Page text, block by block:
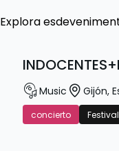
Explora
Music Gijón,
concierto Festival